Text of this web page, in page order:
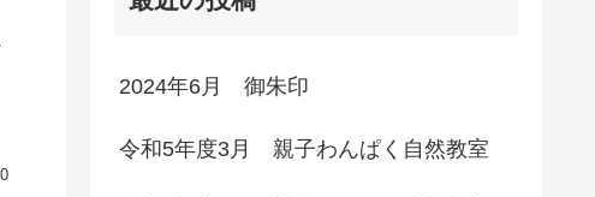
2024年6月 御朱印
令和5年度3月 親子わんぱく自然教室